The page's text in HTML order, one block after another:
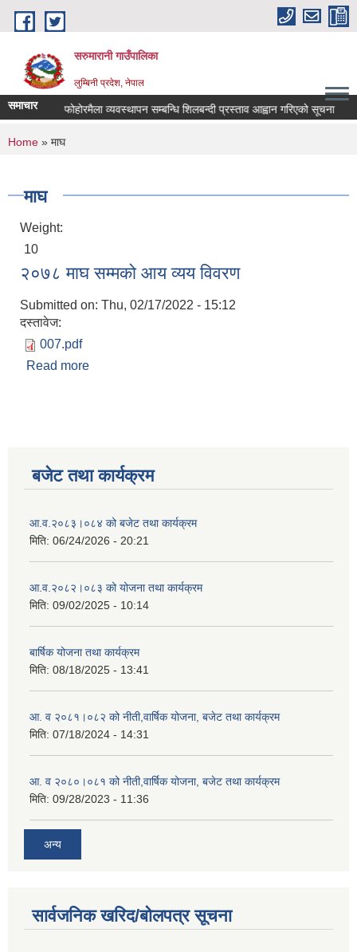
Skip to main content
सरुमारानी गाउँपालिका
लुम्बिनी प्रदेश, नेपाल
समाचार
।।। फोहोरमैला व्यवस्थापन सम्बन्धि शिलबन्दी प्रस्ताव आह्वान गरिएको सूचना
You are here
Home » माघ
माघ
Weight:
10
२०७८ माघ सम्मको आय व्यय विवरण
Submitted on: Thu, 02/17/2022 - 15:12
दस्तावेज:
007.pdf
Read more
बजेट तथा कार्यक्रम
आ.व.२०८३।०८४ को बजेट तथा कार्यक्रम
मिति: 06/24/2026 - 20:21
आ.व.२०८२।०८३ को योजना तथा कार्यक्रम
मिति: 09/02/2025 - 10:14
बार्षिक योजना तथा कार्यक्रम
मिति: 08/18/2025 - 13:41
आ. व २०८१।०८२ को नीती,वार्षिक योजना, बजेट तथा कार्यक्रम
मिति: 07/18/2024 - 14:31
आ. व २०८०।०८१ को नीती,वार्षिक योजना, बजेट तथा कार्यक्रम
मिति: 09/28/2023 - 11:36
अन्य
सार्वजनिक खरिद/बोलपत्र सूचना